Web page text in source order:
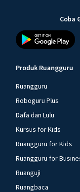
Coba
Produk Ruangguru
Ruangguru
Roboguru Plus
Dafa dan Lulu
Kursus for Kids
Ruangguru for Kids
Ruangguru for
Ruanguji
Ruangbaca